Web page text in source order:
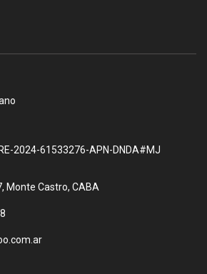
2024-61533276-APN-DNDA#MJ
Monte Castro, CABA